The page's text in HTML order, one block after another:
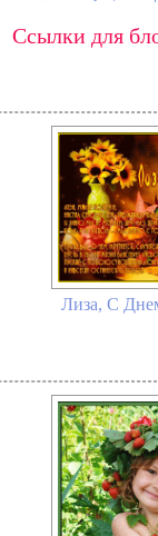
Ссылки для
Лиза, С